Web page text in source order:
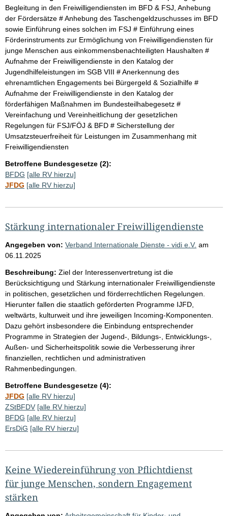
Begleitung in den Freiwilligendiensten im BFD & FSJ, Anhebung
der Fördersätze # Anhebung des Taschengeldzuschusses im BFD
sowie Einführung eines solchen im FSJ # Einführung eines
Förderinstruments zur Ermöglichung von Freiwilligendiensten für
junge Menschen aus einkommensbenachteiligten Haushalten #
Aufnahme der Freiwilligendienste in den Katalog der
Jugendhilfeleistungen im SGB VIII # Anerkennung des
ehrenamtlichen Engagements bei Bürgergeld & Sozialhilfe #
Aufnahme der Freiwilligendienste in den Katalog der
förderfähigen Maßnahmen im Bundesteilhabegesetz #
Vereinfachung und Vereinheitlichung der gesetzlichen
Regelungen für FSJ/FÖJ & BFD # Sicherstellung der
Umsatzsteuerfreiheit für Leistungen im Zusammenhang mit
Freiwilligendiensten
Betroffene Bundesgesetze (2):
BFDG [alle RV hierzu]
JFDG [alle RV hierzu]
Stärkung internationaler Freiwilligendienste
Angegeben von: Verband Internationale Dienste - vidi e.V. am
06.11.2025
Beschreibung: Ziel der Interessenvertretung ist die
Berücksichtigung und Stärkung internationaler Freiwilligendienste
in politischen, gesetzlichen und förderrechtlichen Regelungen.
Hierunter fallen die staatlich geförderten Programme IJFD,
weltwärts, kulturweit und ihre jeweiligen Incoming-Komponenten.
Dazu gehört insbesondere die Einbindung entsprechender
Programme in Strategien der Jugend-, Bildungs-, Entwicklungs-,
Außen- und Sicherheitspolitik sowie die Verbesserung ihrer
finanziellen, rechtlichen und administrativen
Rahmenbedingungen.
Betroffene Bundesgesetze (4):
JFDG [alle RV hierzu]
ZStBFDV [alle RV hierzu]
BFDG [alle RV hierzu]
ErsDiG [alle RV hierzu]
Keine Wiedereinführung von Pflichtdienst
für junge Menschen, sondern Engagement
stärken